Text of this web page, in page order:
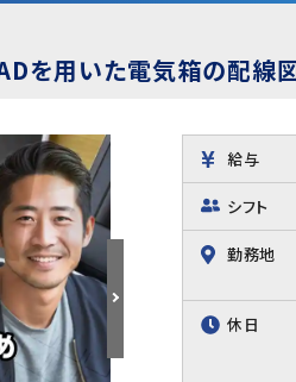
を用いた電気箱の配
給与
シフト
勤務地
休日